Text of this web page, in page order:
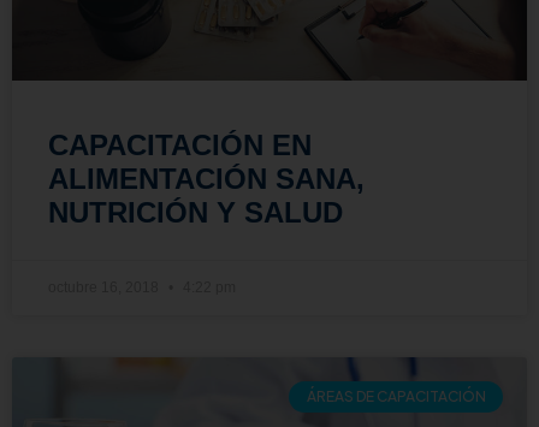
CAPACITACIÓN EN
ALIMENTACIÓN SANA,
NUTRICIÓN Y SALUD
ÁREAS DE CAPACITACIÓN